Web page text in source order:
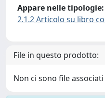
Appare nelle tipologie:
2.1.2 Articolo su libro
File in questo prodotto:
Non ci sono file